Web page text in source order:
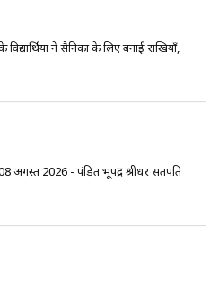
ने सैनिकों के लिए बनाई राखियाँ,
अगस्त 2026 - पंडित भूपेंद्र श्रीधर सतपति